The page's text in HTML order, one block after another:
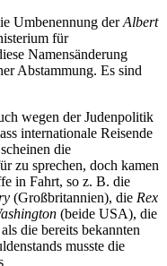
Umbenennung derAlbert
für
Namensänderung
Abstammung. Es sind
wegen der Judenpolitik
internationale Reisende
die
zu sprechen, doch kamen
in Fahrt, so z. B. die
(Großbritannien), die Rex
(beide USA), die
die bereits bekannten
musste die